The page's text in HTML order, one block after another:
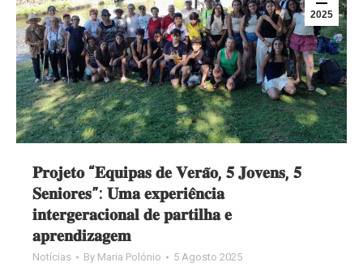
2025
𝐏𝐫𝐨𝐣𝐞𝐭𝐨 “𝐄𝐪𝐮𝐢𝐩𝐚𝐬 𝐝𝐞 𝐕𝐞𝐫𝐚̃𝐨, 𝟓 𝐉𝐨𝐯𝐞𝐧𝐬, 𝟓
𝐒𝐞𝐧𝐢𝐨𝐫𝐞𝐬”: 𝐔𝐦𝐚 𝐞𝐱𝐩𝐞𝐫𝐢𝐞̂𝐧𝐜𝐢𝐚
𝐢𝐧𝐭𝐞𝐫𝐠𝐞𝐫𝐚𝐜𝐢𝐨𝐧𝐚𝐥 𝐝𝐞 𝐩𝐚𝐫𝐭𝐢𝐥𝐡𝐚 𝐞
𝐚𝐩𝐫𝐞𝐧𝐝𝐢𝐳𝐚𝐠𝐞𝐦
Notícias By Maria Polónio 5 Agosto 2025